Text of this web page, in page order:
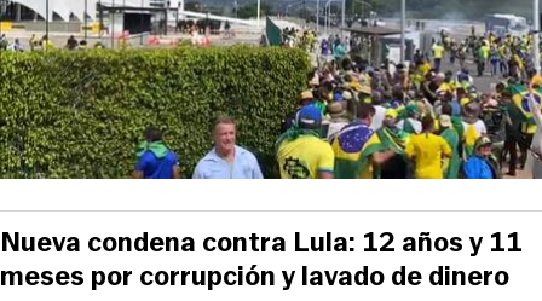
Nueva condena contra Lula: 12 años y 11
meses por corrupción y lavado de dinero